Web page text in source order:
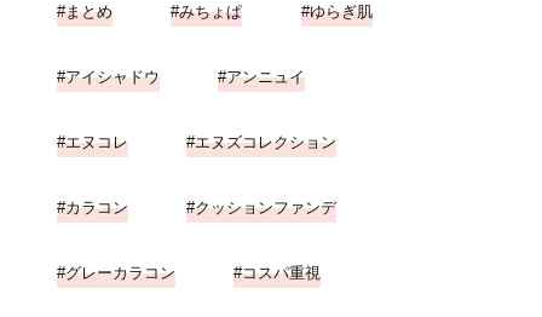
まとめ みちょぱ ゆらぎ肌
アイシャドウ アンニュイ
エヌコレ エヌズコレクション
カラコン クッションファンデ
グレーカラコン コスパ重視